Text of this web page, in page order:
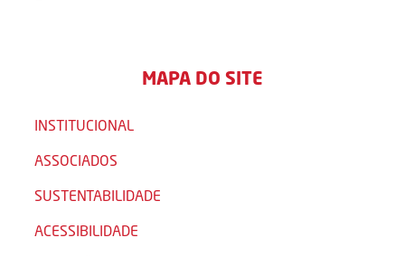
MAPA DO SITE
INSTITUCIONAL
ASSOCIADOS
SUSTENTABILIDADE
ACESSIBILIDADE